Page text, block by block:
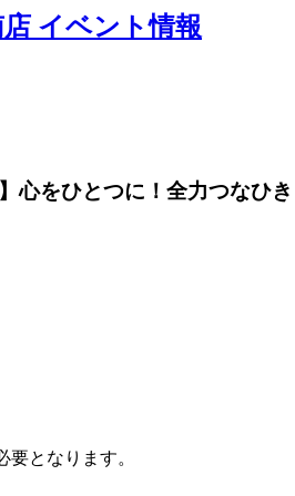
イベント情報
心をひとつに！全力つなひき
要となります。